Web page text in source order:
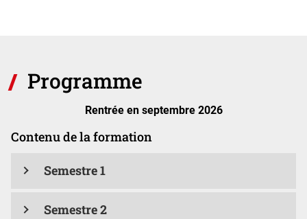
Programme
Rentrée en septembre 2026
Contenu de la formation
Semestre 1
Semestre 2